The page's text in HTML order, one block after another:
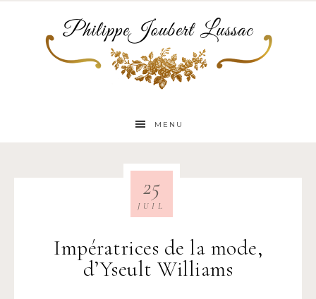
MENU
Impératrices de la mode,
d’Yseult Williams
25
JUIL